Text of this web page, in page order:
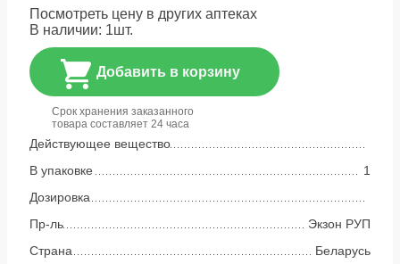
Посмотреть цену в других аптеках
В наличии: 1шт.
Добавить в корзину
Срок хранения заказанного
товара составляет 24 часа
Действующее вещество
В упаковке
1
Дозировка
Пр-ль
Экзон РУП
Страна
Беларусь